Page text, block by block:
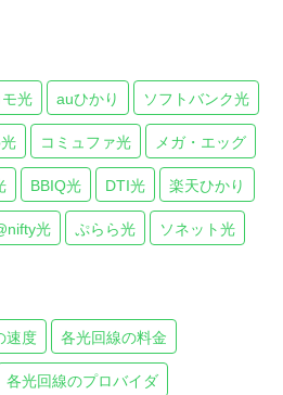
モ光 auひかり ソフトバンク光
コミュファ光 メガ・エッグ
BBIQ光 DTI光 楽天ひかり
光 ぷらら光 ソネット光
速度 各光回線の料金
各光回線のプロバイダ